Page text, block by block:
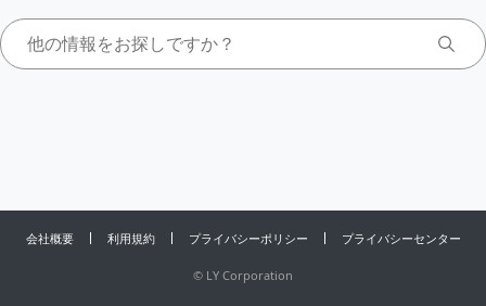
会社概要 利用規約 プライバシーポリシー プライバシーセンター
© LY Corporation